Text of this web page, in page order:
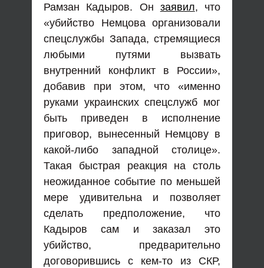
Рамзан Кадыров. Он заявил, что
«убийство Немцова организовали
спецслужбы Запада, стремящиеся
любыми путями вызвать
внутренний конфликт в России»,
добавив при этом, что «именно
руками украинских спецслужб мог
быть приведен в исполнение
приговор, вынесенный Немцову в
какой-либо западной столице».
Такая быстрая реакция на столь
неожиданное событие по меньшей
мере удивительна и позволяет
сделать предположение, что
Кадыров сам и заказал это
убийство, предварительно
договорившись с кем-то из СКР,